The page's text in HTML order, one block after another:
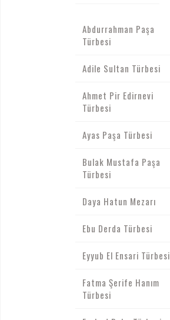
Abdurrahman Paşa
Türbesi
Adile Sultan Türbesi
Ahmet Pir Edirnevi
Türbesi
Ayas Paşa Türbesi
Bulak Mustafa Paşa
Türbesi
Daya Hatun Mezarı
Ebu Derda Türbesi
Eyyub El Ensari Türbesi
Fatma Şerife Hanım
Türbesi